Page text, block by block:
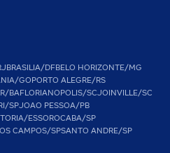
BRASILIA/DFBELO HORIZONTE/MG
GOPORTO ALEGRE/RS
BAFLORIANOPOLIS/SCJOINVILLE/SC
SPJOAO PESSOA/PB
ESSOROCABA/SP
CAMPOS/SPSANTO ANDRE/SP